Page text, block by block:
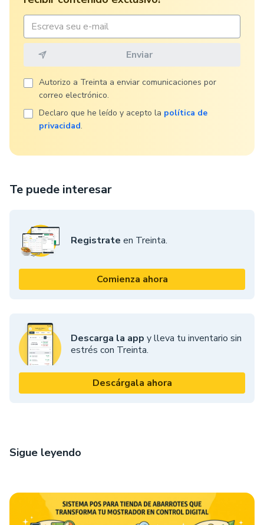
Te puede interesar
Registrate en Treinta.
Comienza ahora
Descarga la app y lleva tu inventario sin
estrés con Treinta.
Descárgala ahora
Autorizo ​​a Treinta a enviar comunicaciones por
correo electrónico.
Declaro que he leído y acepto la política de
privacidad.
Sigue leyendo